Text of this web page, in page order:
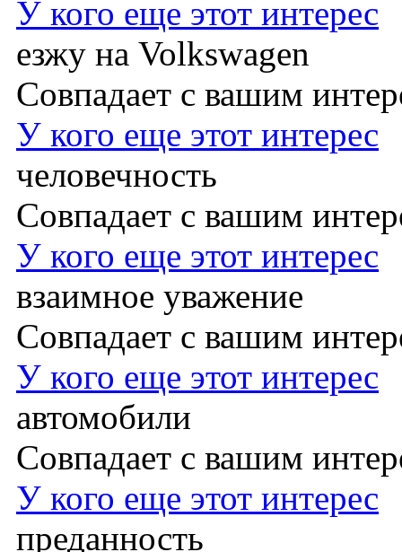
У кого еще этот интерес
езжу на Volkswagen
Совпадает с вашим
У кого еще этот интерес
человечность
Совпадает с вашим
У кого еще этот интерес
взаимное уважение
Совпадает с вашим
У кого еще этот интерес
автомобили
Совпадает с вашим
У кого еще этот интерес
преданность